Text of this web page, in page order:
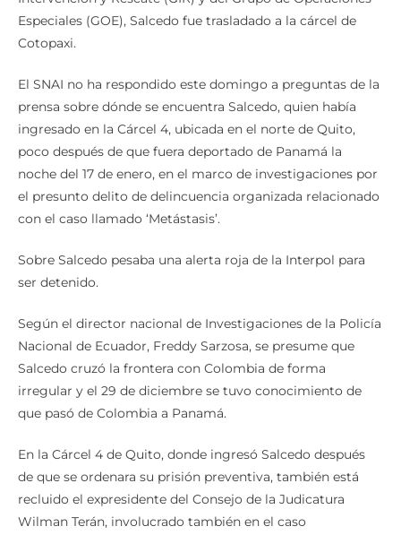
Especiales (GOE), Salcedo fue trasladado a la cárcel de
Cotopaxi.
El SNAI no ha respondido este domingo a preguntas de la
prensa sobre dónde se encuentra Salcedo, quien había
ingresado en la Cárcel 4, ubicada en el norte de Quito,
poco después de que fuera deportado de Panamá la
noche del 17 de enero, en el marco de investigaciones por
el presunto delito de delincuencia organizada relacionado
con el caso llamado ‘Metástasis’.
Sobre Salcedo pesaba una alerta roja de la Interpol para
ser detenido.
Según el director nacional de Investigaciones de la Policía
Nacional de Ecuador, Freddy Sarzosa, se presume que
Salcedo cruzó la frontera con Colombia de forma
irregular y el 29 de diciembre se tuvo conocimiento de
que pasó de Colombia a Panamá.
En la Cárcel 4 de Quito, donde ingresó Salcedo después
de que se ordenara su prisión preventiva, también está
recluido el expresidente del Consejo de la Judicatura
Wilman Terán, involucrado también en el caso